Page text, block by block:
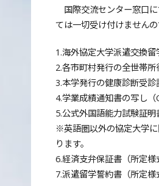
国際交流センター窓口
ては一切受け付けません
1.海外協定大学派遣交換留
2.各市町村発行の全世帯所
3.本学発行の健康診断受
4.学業成績通知書の写し（
5.公式外国語能力試験証明
※英語圏以外の協定大学
ります。
6.経済支弁保証書（所定様
7.派遣留学誓約書（所定様